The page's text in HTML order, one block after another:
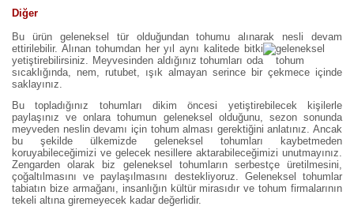
Diğer
Bu ürün geleneksel tür olduğundan tohumu alınarak nesli devam
ettirilebilir. Alınan tohumdan her yıl aynı kalitede bitki
yetiştirebilirsiniz. Meyvesinden aldığınız tohumları oda
sıcaklığında, nem, rutubet, ışık almayan serince bir çekmece içinde
saklayınız.
Bu topladığınız tohumları dikim öncesi yetiştirebilecek kişilerle
paylaşınız ve onlara tohumun geleneksel olduğunu, sezon sonunda
meyveden neslin devamı için tohum alması gerektiğini anlatınız. Ancak
bu şekilde ülkemizde geleneksel tohumları kaybetmeden
koruyabileceğimizi ve gelecek nesillere aktarabileceğimizi unutmayınız.
Zengarden olarak biz geleneksel tohumların serbestçe üretilmesini,
çoğaltılmasını ve paylaşılmasını destekliyoruz. Geleneksel tohumlar
tabiatın bize armağanı, insanlığın kültür mirasıdır ve tohum firmalarının
tekeli altına giremeyecek kadar değerlidir.